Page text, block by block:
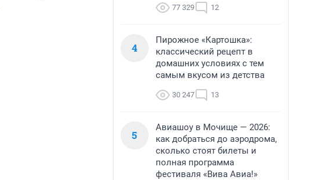
77 329 12
4
Пирожное «Картошка»:
классический рецепт в
домашних условиях с тем
самым вкусом из детства
30 247 13
5
Авиашоу в Мочище — 2026:
как добраться до аэродрома,
сколько стоят билеты и
полная программа
фестиваля «Вива Авиа!»